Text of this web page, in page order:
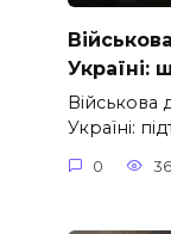
Україні:
Військова
Україні:
0 36